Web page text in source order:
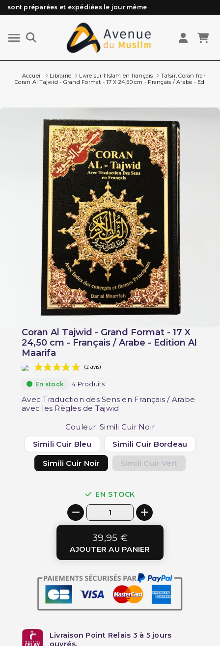
Besoin d'aide ? Retrouvez notre FAQ
Livraison offerte à partir de 89€ d'achat*
Les Commandes passées avant 15h (lun au Vend)
Accueil Librairie Livre sur l'Islam en français
Tafsir, Coran français
Coran Al Tajwid - Grand Format - 17 X 24,50 cm - Français / Arabe - Edition
Coran Al Tajwid - Grand Format - 17 X
24,50 cm - Français / Arabe - Edition Al
Maarifa
(2 avis)
En stock 4 Produits
Avec Traduction des Sens en Français / Arabe
avec les Règles de Tajwid
Couleur: Simili Cuir Noir
Simili Cuir Bleu
Simili Cuir Bordeau
Simili Cuir Noir Simili Cuir Vert
EN STOCK
39,95 €
AJOUTER AU PANIER
Livraison Point Relais 3 à 5 jours
ouvrés.